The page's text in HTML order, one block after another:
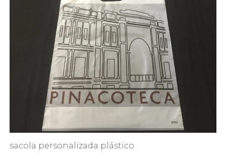
sacola personalizada plástico